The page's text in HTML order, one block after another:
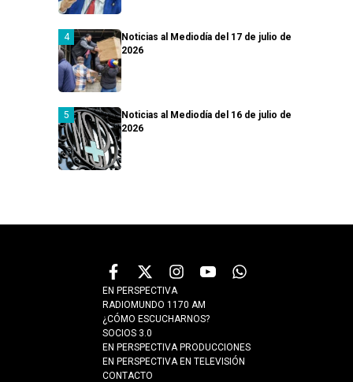
Noticias al Mediodía del 17 de julio de
2026
Noticias al Mediodía del 16 de julio de
2026
EN PERSPECTIVA
RADIOMUNDO 1170 AM
¿CÓMO ESCUCHARNOS?
SOCIOS 3.0
EN PERSPECTIVA PRODUCCIONES
EN PERSPECTIVA EN TELEVISIÓN
CONTACTO